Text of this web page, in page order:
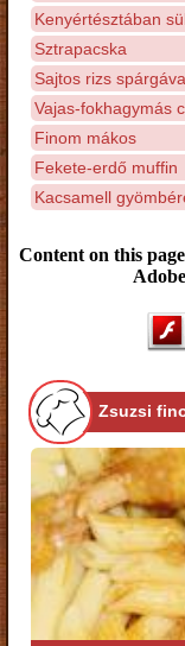
Kenyértésztában
Sztrapacska
Sajtos rizs
Vajas-fokhagymás
Finom mákos
Fekete-erdő muffin
Kacsamell
Content on this
Zsuzsi